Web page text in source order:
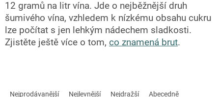
12 gramů na litr vína. Jde o nejběžnější druh
šumivého vína, vzhledem k nízkému obsahu cukru
lze počítat s jen lehkým nádechem sladkosti.
Zjistěte ještě více o tom, co znamená brut.
Nejprodávanější Nejlevnější Nejdražší Abecedně